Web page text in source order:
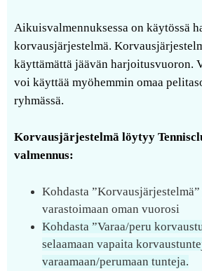
Aikuisvalmennuksessa on käytössä
korvausjärjestelmä.
käyttämättä jäävän harjoitusvuoron.
voi käyttää myöhemmin omaa
ryhmässä.
Korvausjärjestelmä löytyy
valmennus:
Kohdasta ”Korvausjärjestelmä”
varastoimaan oman vuorosi
Kohdasta ”Varaa/peru
selaamaan vapaita
varaamaan/perumaan tunteja.